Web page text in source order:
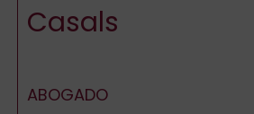
Casals
ABOGADO